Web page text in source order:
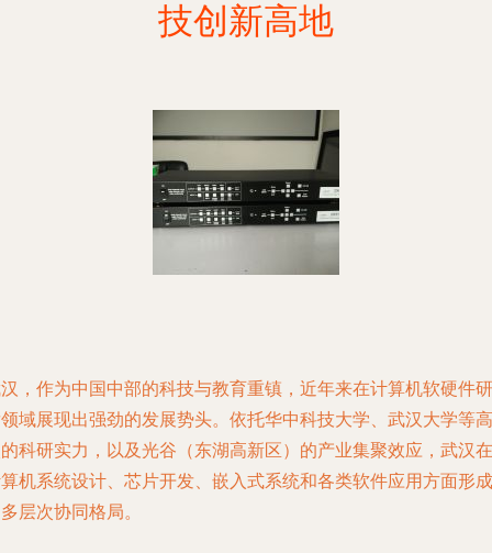
技创新高地
，作为中国中部的科技与教育重镇，近年来在计算机软硬件研
域展现出强劲的发展势头。依托华中科技大学、武汉大学等高
科研实力，以及光谷（东湖高新区）的产业集聚效应，武汉在
机系统设计、芯片开发、嵌入式系统和各类软件应用方面形成
层次协同格局。